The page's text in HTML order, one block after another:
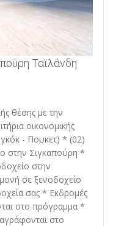
Ταϊλάνδη
θέσης με την
οικονομικής
- Πουκετ) * (02)
στην Σιγκαπούρη *
στην
σε ξενοδοχείο
σας * Εκδρομές
στο πρόγραμμα *
στο